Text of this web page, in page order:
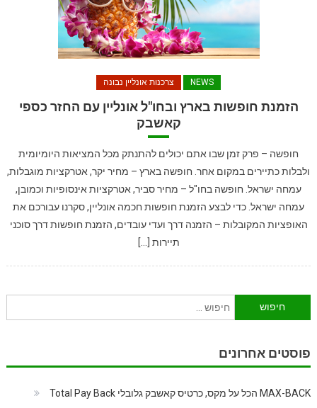
NEWS צרכנות אונליין נבונה
הזמנת חופשות בארץ ובחו"ל אונליין עם החזר כספי
קאשבק
חופשה – פרק זמן שבו אתם יכולים להתנתק מכל המציאות היומיומית
ולבלות כתיירים במקום אחר. חופשה בארץ – מחיר יקר, אטרקציות מוגבלות,
עמחה ישראל. חופשה בחו"ל – מחיר סביר, אטרקציות אינסופיות וכמובן,
עמחה ישראל. כדי לבצע הזמנת חופשות חכמה אונליין, סקרנו עבורכם את
האופציות המקובלות – הזמנה דרך ועדי עובדים, הזמנת חופשות דרך סוכני
תיירות […]
חיפוש:
פוסטים אחרונים
MAX-BACK הכל על מקס, כרטיס קאשבק גלובלי Total Pay Back